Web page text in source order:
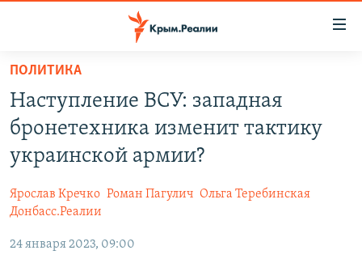
Вернуться
основному
содержанию
Вернутся
главной
навигации
СПЕЦПРОЕКТЫ
11 ЛЕТ ОККУПАЦИИ КРЫМА. 11 ИСТОРИЙ СОПРОТИВЛЕНИЯ
ВОДА
ЕЩЕ
ПОЛИТИКА
Наступление ВСУ: западная
бронетехника изменит тактику
украинской армии?
Ярослав Кречко Роман Пагулич Ольга Теребинская
Донбасс.Реалии
24 января 2023, 09:00